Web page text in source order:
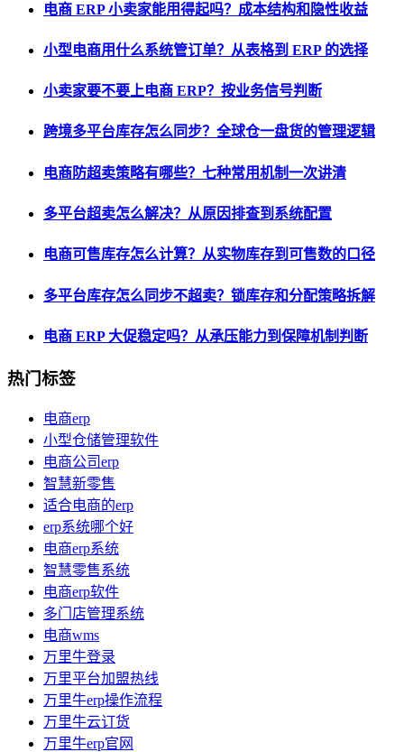
电商 ERP 小卖家能用得起吗？成本结构和隐性收益
小型电商用什么系统管订单？从表格到 ERP 的选择
小卖家要不要上电商 ERP？按业务信号判断
跨境多平台库存怎么同步？全球仓一盘货的管理逻辑
电商防超卖策略有哪些？七种常用机制一次讲清
多平台超卖怎么解决？从原因排查到系统配置
电商可售库存怎么计算？从实物库存到可售数的口径
多平台库存怎么同步不超卖？锁库存和分配策略拆解
电商 ERP 大促稳定吗？从承压能力到保障机制判断
热门标签
电商erp
小型仓储管理软件
电商公司erp
智慧新零售
适合电商的erp
erp系统哪个好
电商erp系统
智慧零售系统
电商erp软件
多门店管理系统
电商wms
万里牛登录
万里平台加盟热线
万里牛erp操作流程
万里牛云订货
万里牛erp官网